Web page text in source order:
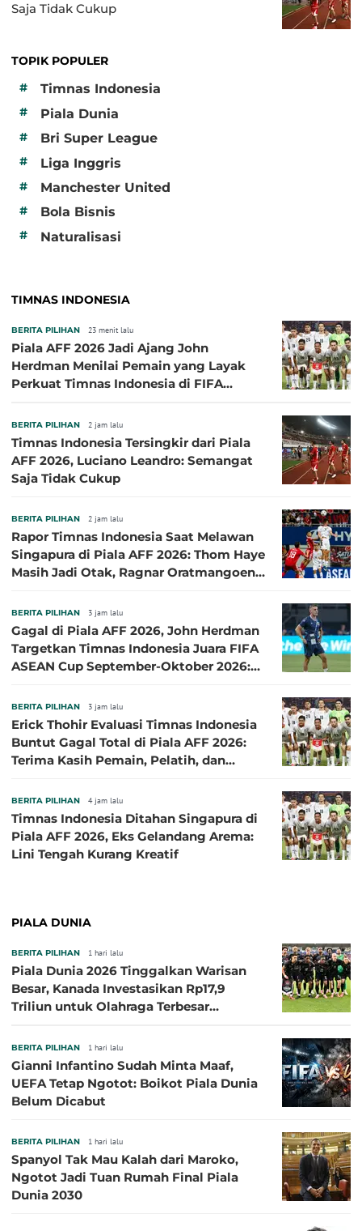
Saja Tidak Cukup
TOPIK POPULER
#
Timnas Indonesia
# Piala Dunia
# Bri Super League
# Liga Inggris
# Manchester United
# Bola Bisnis
# Naturalisasi
TIMNAS INDONESIA
BERITA PILIHAN 23 menit lalu
Piala AFF 2026 Jadi Ajang John
Herdman Menilai Pemain yang Layak
Perkuat Timnas Indonesia di FIFA
BERITA PILIHAN 2 jam lalu
Timnas Indonesia Tersingkir dari Piala
AFF 2026, Luciano Leandro: Semangat
Saja Tidak Cukup
BERITA PILIHAN 2 jam lalu
Rapor Timnas Indonesia Saat Melawan
Singapura di Piala AFF 2026: Thom Haye
Masih Jadi Otak, Ragnar Oratmangoen
BERITA PILIHAN 3 jam lalu
Gagal di Piala AFF 2026, John Herdman
Targetkan Timnas Indonesia Juara FIFA
ASEAN Cup September-Oktober 2026:
BERITA PILIHAN 3 jam lalu
Erick Thohir Evaluasi Timnas Indonesia
Buntut Gagal Total di Piala AFF 2026:
Terima Kasih Pemain, Pelatih, dan
BERITA PILIHAN 4 jam lalu
Timnas Indonesia Ditahan Singapura di
Piala AFF 2026, Eks Gelandang Arema:
Lini Tengah Kurang Kreatif
PIALA DUNIA
BERITA PILIHAN 1 hari lalu
Piala Dunia 2026 Tinggalkan Warisan
Besar, Kanada Investasikan Rp17,9
Triliun untuk Olahraga Terbesar
BERITA PILIHAN 1 hari lalu
Gianni Infantino Sudah Minta Maaf,
UEFA Tetap Ngotot: Boikot Piala Dunia
Belum Dicabut
BERITA PILIHAN 1 hari lalu
Spanyol Tak Mau Kalah dari Maroko,
Ngotot Jadi Tuan Rumah Final Piala
Dunia 2030